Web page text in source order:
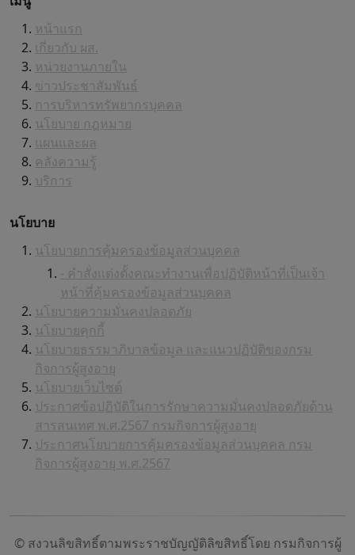
หน้าแรก
เกี่ยวกับ ผส.
หน่วยงานภายใน
ข่าวประชาสัมพันธ์
การบริหารทรัพยากรบุคคล
นโยบาย กฎหมาย
แผนและผล
คลังความรู้
บริการ
นโยบาย
นโยบายการคุ้มครองข้อมูลส่วนบุคคล
- คำสั่งแต่งตั้งคณะทำงานเพื่อปฏิบัติหน้าที่เป็นเจ้า
หน้าที่คุ้มครองข้อมูลส่วนบุคคล
นโยบายความมั่นคงปลอดภัย
นโยบายคุกกี้
นโยบายธรรมาภิบาลข้อมูล และแนวปฏิบัติของกรม
กิจการผู้สูงอายุ
นโยบายเว็บไซต์
ประกาศข้อปฏิบัติในการรักษาความมั่นคงปลอดภัยด้าน
สารสนเทศ พ.ศ.2567 กรมกิจการผู้สูงอายุ
ประกาศนโยบายการคุ้มครองข้อมูลส่วนบุคคล กรม
กิจการผู้สูงอายุ พ.ศ.2567
© สงวนลิขสิทธิ์ตามพระราชบัญญัติลิขสิทธิ์โดย กรมกิจการผู้